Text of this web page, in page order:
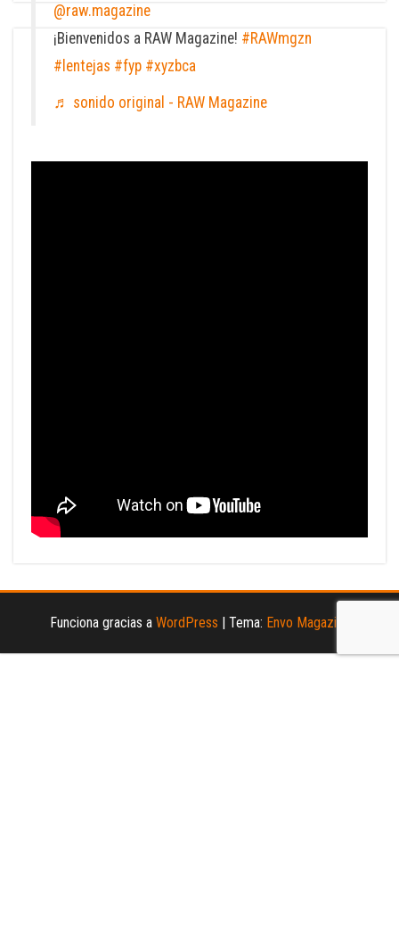
@raw.magazine
¡Bienvenidos a RAW Magazine! #RAWmgzn
#lentejas #fyp #xyzbca
♬ sonido original - RAW Magazine
Funciona gracias a WordPress | Tema: Envo Magazine